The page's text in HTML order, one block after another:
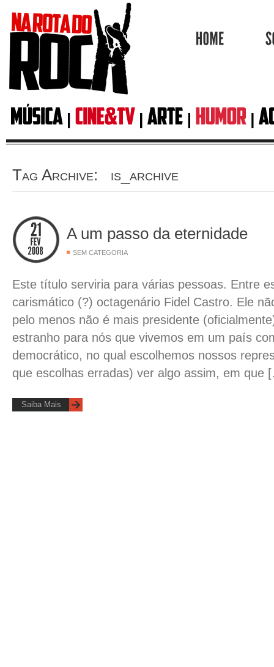
Tag Archive: is_archive
A um passo da eternidade
SEM CATEGORIA
Este título serviria para várias pessoas. Entre
carismático (?) octagenário Fidel Castro. Ele
pelo menos não é mais presidente
estranho para nós que vivemos em um país
democrático, no qual escolhemos nossos
que escolhas erradas) ver algo assim, em que
Saiba Mais